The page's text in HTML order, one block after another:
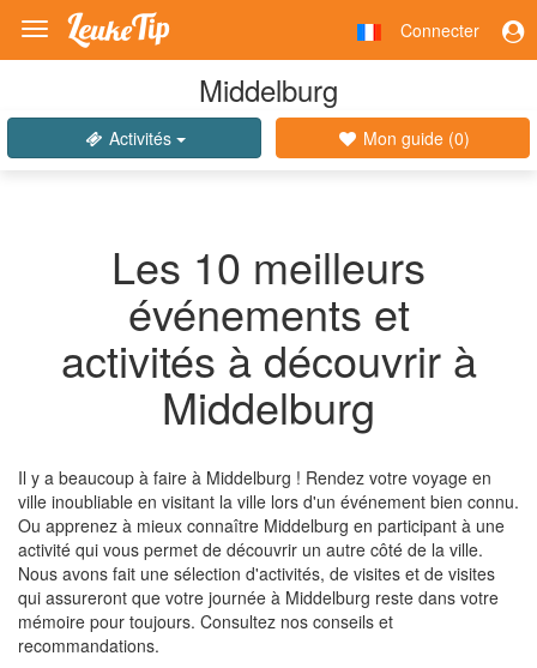
Toggle
navigation
Connecter
Middelburg
Activités Mon guide (0)
Les 10 meilleurs
événements et
activités à découvrir à
Middelburg
Il y a beaucoup à faire à Middelburg ! Rendez votre voyage en
ville inoubliable en visitant la ville lors d'un événement bien connu.
Ou apprenez à mieux connaître Middelburg en participant à une
activité qui vous permet de découvrir un autre côté de la ville.
Nous avons fait une sélection d'activités, de visites et de visites
qui assureront que votre journée à Middelburg reste dans votre
mémoire pour toujours. Consultez nos conseils et
recommandations.